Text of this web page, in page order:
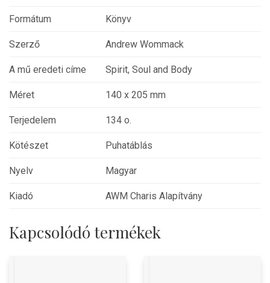
Formátum Könyv
Szerző Andrew Wommack
A mű eredeti címe Spirit, Soul and Body
Méret 140 x 205 mm
Terjedelem 134 o.
Kötészet Puhatáblás
Nyelv Magyar
Kiadó AWM Charis Alapítvány
Kapcsolódó termékek